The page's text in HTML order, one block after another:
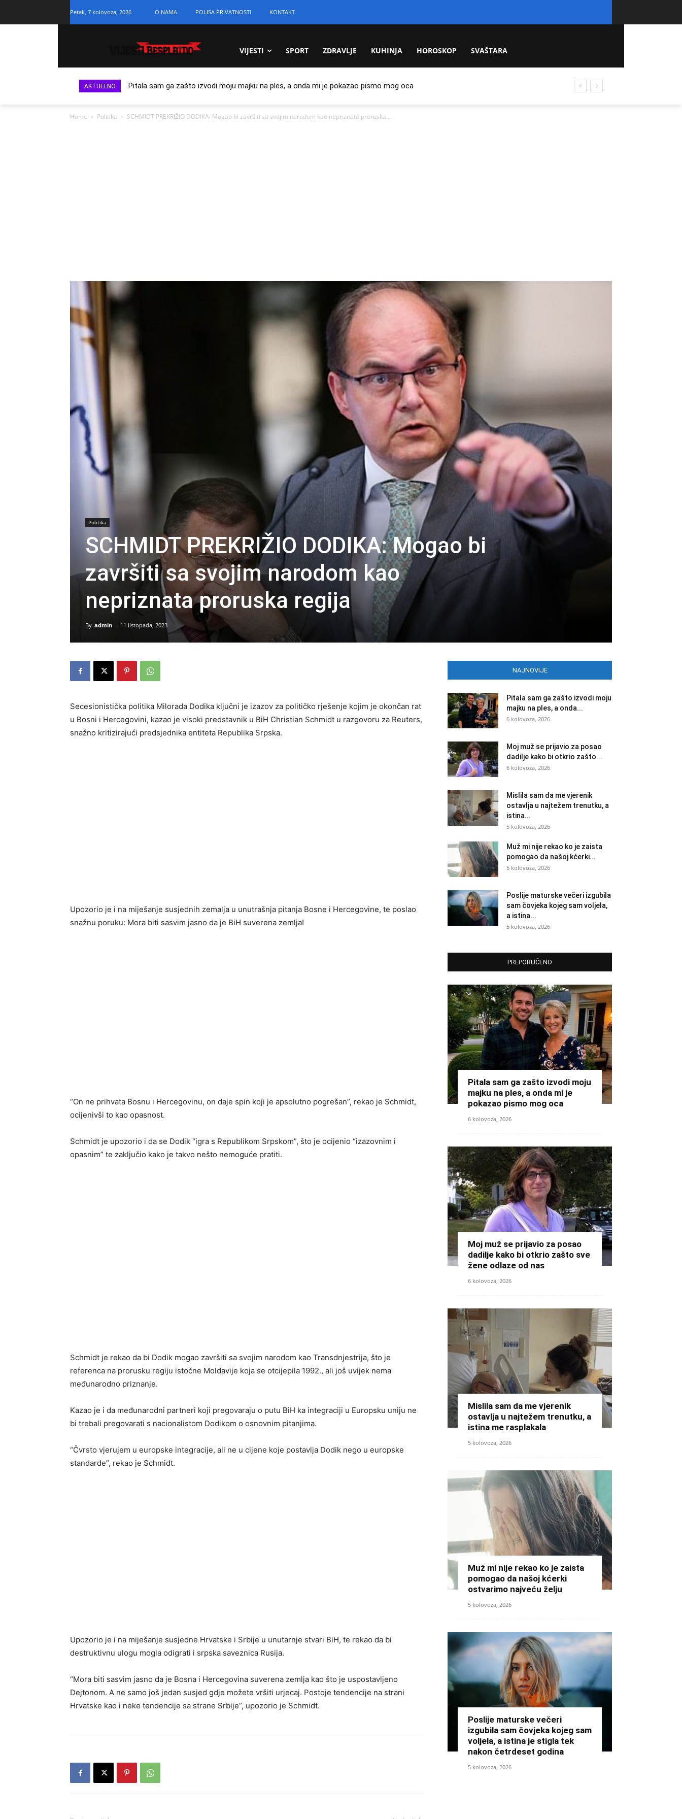
Petak, 7 kolovoza, 2026 O NAMA POLISA PRIVATNOSTI KONTAKT
VIJESTI SPORT ZDRAVLJE KUHINJA HOROSKOP SVAŠTARA
AKTUELNO Pitala sam ga zašto izvodi moju majku na ples, a onda mi je pokazao pismo mog oca
Home Politika SCHMIDT PREKRIŽIO DODIKA: Mogao bi završiti sa svojim narodom kao nepriznata proruska...
Politika
SCHMIDT PREKRIŽIO DODIKA: Mogao bi
završiti sa svojim narodom kao
nepriznata proruska regija
By admin - 11 listopada, 2023
Secesionistička politika Milorada Dodika ključni je izazov za političko rješenje kojim je okončan rat
u Bosni i Hercegovini, kazao je visoki predstavnik u BiH Christian Schmidt u razgovoru za Reuters,
snažno kritizirajući predsjednika entiteta Republika Srpska.
Upozorio je i na miješanje susjednih zemalja u unutrašnja pitanja Bosne i Hercegovine, te poslao
snažnu poruku: Mora biti sasvim jasno da je BiH suverena zemlja!
“On ne prihvata Bosnu i Hercegovinu, on daje spin koji je apsolutno pogrešan”, rekao je Schmidt,
ocijenivši to kao opasnost.
Schmidt je upozorio i da se Dodik “igra s Republikom Srpskom”, što je ocijenio “izazovnim i
opasnim” te zaključio kako je takvo nešto nemoguće pratiti.
Schmidt je rekao da bi Dodik mogao završiti sa svojim narodom kao Transdnjestrija, što je
referenca na prorusku regiju istočne Moldavije koja se otcijepila 1992., ali još uvijek nema
međunarodno priznanje.
Kazao je i da međunarodni partneri koji pregovaraju o putu BiH ka integraciji u Europsku uniju ne
bi trebali pregovarati s nacionalistom Dodikom o osnovnim pitanjima.
“Čvrsto vjerujem u europske integracije, ali ne u cijene koje postavlja Dodik nego u europske
standarde”, rekao je Schmidt.
Upozorio je i na miješanje susjedne Hrvatske i Srbije u unutarnje stvari BiH, te rekao da bi
destruktivnu ulogu mogla odigrati i srpska saveznica Rusija.
“Mora biti sasvim jasno da je Bosna i Hercegovina suverena zemlja kao što je uspostavljeno
Dejtonom. A ne samo još jedan susjed gdje možete vršiti urjecaj. Postoje tendencije na strani
Hrvatske kao i neke tendencije sa strane Srbije”, upozorio je Schmidt.
NAJNOVIJE
Pitala sam ga zašto izvodi moju
majku na ples, a onda...
6 kolovoza, 2026
Moj muž se prijavio za posao
dadilje kako bi otkrio zašto...
6 kolovoza, 2026
Mislila sam da me vjerenik
ostavlja u najtežem trenutku, a
istina...
5 kolovoza, 2026
Muž mi nije rekao ko je zaista
pomogao da našoj kćerki...
5 kolovoza, 2026
Poslije maturske večeri izgubila
sam čovjeka kojeg sam voljela,
a istina...
5 kolovoza, 2026
PREPORUČENO
Pitala sam ga zašto izvodi moju
majku na ples, a onda mi je
pokazao pismo mog oca
6 kolovoza, 2026
Moj muž se prijavio za posao
dadilje kako bi otkrio zašto sve
žene odlaze od nas
6 kolovoza, 2026
Mislila sam da me vjerenik
ostavlja u najtežem trenutku, a
istina me rasplakala
5 kolovoza, 2026
Muž mi nije rekao ko je zaista
pomogao da našoj kćerki
ostvarimo najveću želju
5 kolovoza, 2026
Poslije maturske večeri
izgubila sam čovjeka kojeg sam
voljela, a istina je stigla tek
nakon četrdeset godina
5 kolovoza, 2026